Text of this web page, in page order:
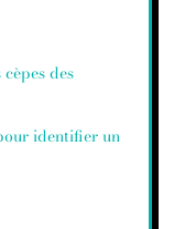
des
identifier un